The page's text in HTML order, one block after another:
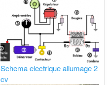
Schema electrique allumage 2
cv